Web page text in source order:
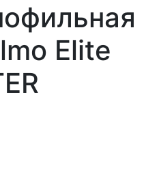
Elite